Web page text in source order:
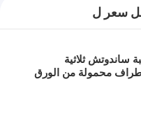
سعر ل
ساندوتش ثلاثية
محمولة من الورق